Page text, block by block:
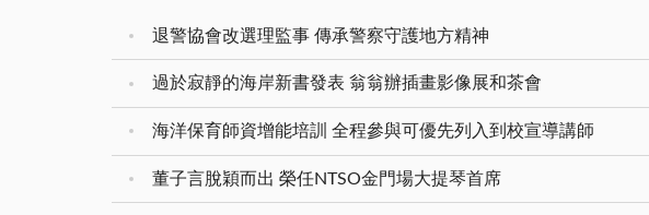
退警協會改選理監事 傳承警察守護地方精神
過於寂靜的海岸新書發表 翁翁辦插畫影像展和茶會
海洋保育師資增能培訓 全程參與可優先列入到校宣導講師
董子言脫穎而出 榮任NTSO金門場大提琴首席